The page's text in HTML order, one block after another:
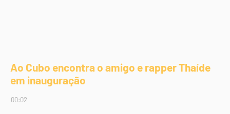
Ao Cubo encontra o amigo e rapper Thaíde
em inauguração
00:02